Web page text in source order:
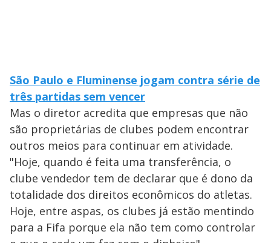
São Paulo e Fluminense jogam contra série de
três partidas sem vencer
Mas o diretor acredita que empresas que não
são proprietárias de clubes podem encontrar
outros meios para continuar em atividade.
"Hoje, quando é feita uma transferência, o
clube vendedor tem de declarar que é dono da
totalidade dos direitos econômicos do atletas.
Hoje, entre aspas, os clubes já estão mentindo
para a Fifa porque ela não tem como controlar